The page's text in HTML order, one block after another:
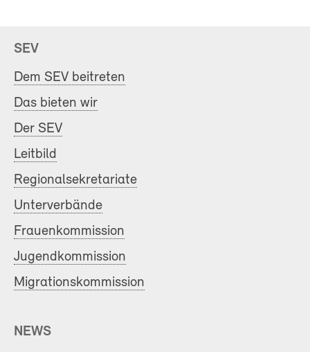
SEV
Dem SEV beitreten
Das bieten wir
Der SEV
Leitbild
Regionalsekretariate
Unterverbände
Frauenkommission
Jugendkommission
Migrationskommission
NEWS